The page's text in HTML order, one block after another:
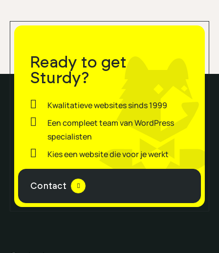
Ready to get
Sturdy?
Kwalitatieve websites sinds 1999
Een compleet team van WordPress
specialisten
Kies een website die voor je werkt
Contact